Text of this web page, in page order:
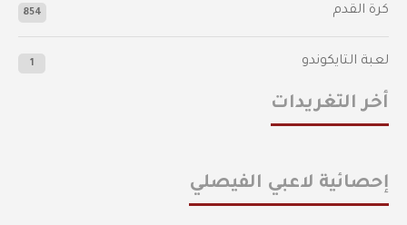
كرة القدم 854
لعبة التايكوندو 1
أخر التغريدات
إحصائية لاعبي الفيصلي